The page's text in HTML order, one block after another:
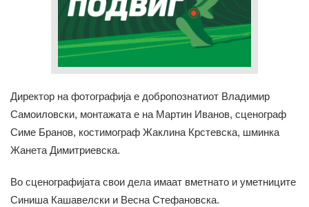
Директор на фотографија е добропознатиот Владимир
Самоиловски, монтажата е на Мартин Иванов, сценограф
Симе Бранов, костимограф Жаклина Крстевска, шминка
Жанета Димитриевска.
Во сценографијата свои дела имаат вметнато и уметниците
Синиша Кашавелски и Весна Стефановска.